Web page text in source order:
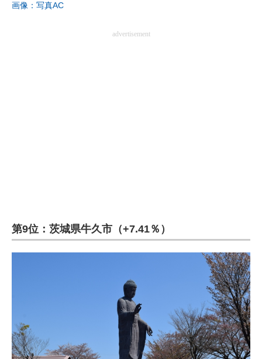
エネルギーの専門メディア
画像：写真AC
advertisement
第9位：茨城県牛久市（+7.41％）